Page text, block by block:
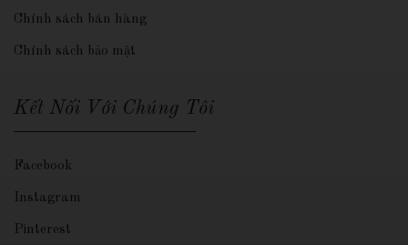
Chính sách bán hàng
Chính sách bảo mật
Kết Nối Với Chúng Tôi
Facebook
Instagram
Pinterest